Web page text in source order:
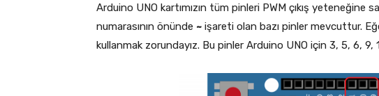
Arduino UNO kartımızın tüm pinleri PWM çıkış yeteneğine
numarasının önünde ~ işareti olan bazı pinler mevcuttur.
kullanmak zorundayız. Bu pinler Arduino UNO için 3, 5, 6, 9,